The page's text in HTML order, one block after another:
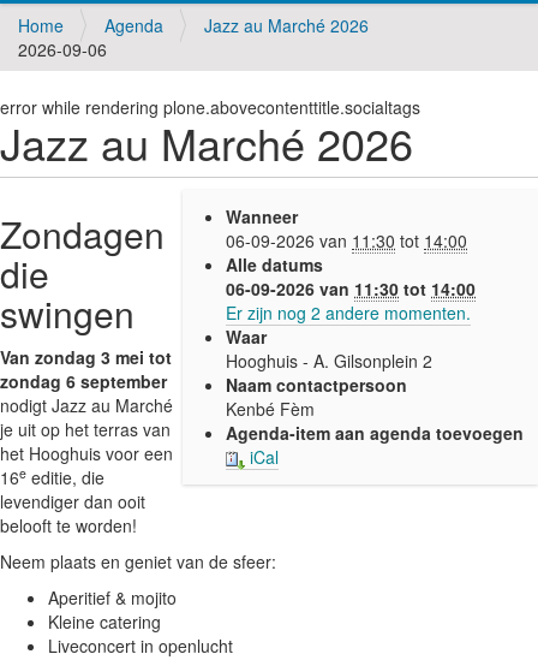
a
t
o
n
Home Agenda
Jazz au Marché 2026
2026-09-06
error while rendering plone.abovecontenttitle.socialtags
Jazz au Marché 2026
t
t
p
:
/
w
a
t
e
r
m
a
a
Wanneer
06-09-2026 van 11:30 tot 14:00
Alle datums
06-09-2026 van 11:30 tot 14:00
Er zijn nog 2 andere momenten.
Waar
Hooghuis - A. Gilsonplein 2
Naam contactpersoon
Kenbé Fèm
Agenda-item aan agenda toevoegen
iCal
Zondagen
die
swingen
Van zondag 3 mei tot
zondag 6 september
nodigt Jazz au Marché
je uit op het terras van
het Hooghuis voor een
16e editie, die
levendiger dan ooit
belooft te worden!
Neem plaats en geniet van de sfeer:
Aperitief & mojito
Kleine catering
Liveconcert in openlucht